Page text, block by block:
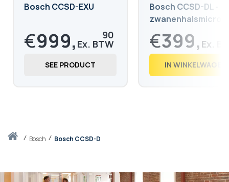
Thuisbosch Bosch CCSD-D
Bosch CCSD-EXU
€999, 90
1.209,
SEE PRODUCT
Bosch CCSD-DL -
50 cm
€399,
€ 483,
IN WINKELWAGEN